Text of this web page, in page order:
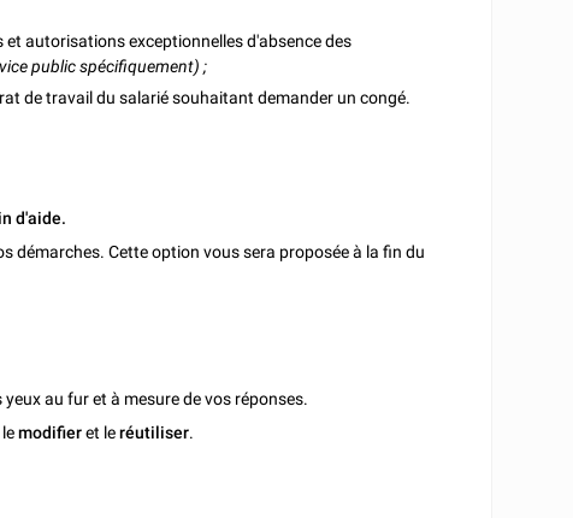
autorisations exceptionnelles d'absence des
public spécifiquement) ;
de travail du salarié souhaitant demander un congé.
d'aide.
démarches. Cette option vous sera proposée à la fin du
au fur et à mesure de vos réponses.
lemodifieret leréutiliser.